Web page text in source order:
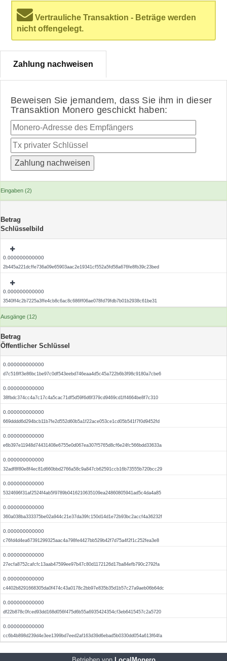
Vertrauliche Transaktion - Beträge werden
nicht offengelegt.
Zahlung nachweisen
Beweisen Sie jemandem, dass Sie ihm in dieser
Transaktion Monero geschickt haben:
Eingaben (2)
Betrag
Schlüsselbild
0.000000000000
2b445a221dcffe736a09e65903aac2e19341cf552a5fd58a676fe8fb39c23bed
0.000000000000
3540ff4c2b7225a3ffe4cb8c6ac8c686ff06ae078fd79fdb7b01b2938c61be31
Ausgänge (12)
Betrag
Öffentlicher Schlüssel
0.000000000000
d7c516ff3e86bc1be97c0df543eebd746eaa4d5c45a722b6b3f98c9180a7cbe6
0.000000000000
38fbdc374cc4a7c17c4a5cac71df5d59f6d6f379cd9469cd1ff4664be8f7c310
0.000000000000
669dddd6d294bcb11b7fe2d552d60b5a1f22ace053ce1cd05b541f7f0d9452fd
0.000000000000
e6b397e11948d74431408e6755e0d067ea307f5765d8cf6e24fc566bdd33633a
0.000000000000
32adf8f80e8f4ec81d660bbd2766a58c9a847cb62591ccb16b73555b720bcc29
0.000000000000
5324696f31af2524f4ab5f9789b0416210635109ea24860805941ad5c4da4a85
0.000000000000
360a038ba333375be02a944c21e37da39fc150d14d1e72b93bc2accf4a36232f
0.000000000000
c76fd4d4ea67391299325aac4a798fe4427bb529b42f7d75a4f2f1c252fea3e8
0.000000000000
27ecfa8752cafcfc13aab47599ee97b47c80d1172126d17ba84efb790c2792fa
0.000000000000
c4402b8291668305da0f474c43a0178c2bb97e835b35d1b57c27a9aeb06b64dc
0.000000000000
df22b878c0fced93dd168d056f475d6b55a6935424354cf3eb6415457c2a5720
0.000000000000
cc6b4b898d239d4e3ee1399bd7eed2af163d39d6ebad5b0330dd054a613f64fa